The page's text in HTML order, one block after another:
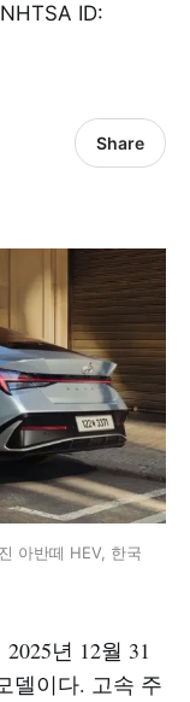
ID:
Share
아반떼 HEV, 한국
년 12월 31
델이다. 고속 주